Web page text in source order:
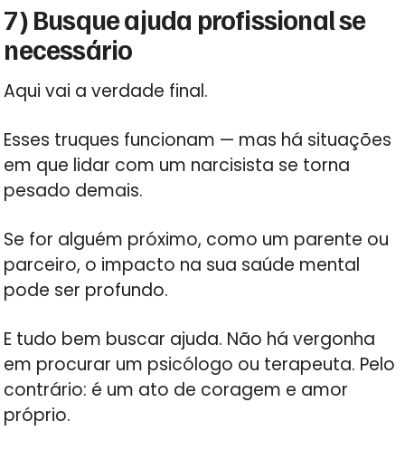
7) Busque ajuda profissional se
necessário
Aqui vai a verdade final.
Esses truques funcionam — mas há situações
em que lidar com um narcisista se torna
pesado demais.
Se for alguém próximo, como um parente ou
parceiro, o impacto na sua saúde mental
pode ser profundo.
E tudo bem buscar ajuda. Não há vergonha
em procurar um psicólogo ou terapeuta. Pelo
contrário: é um ato de coragem e amor
próprio.